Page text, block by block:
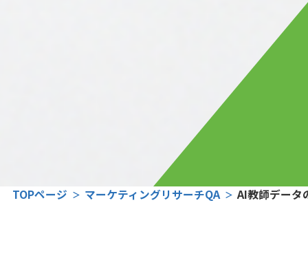
TOPページ マーケティングリサーチQA AI教師データ